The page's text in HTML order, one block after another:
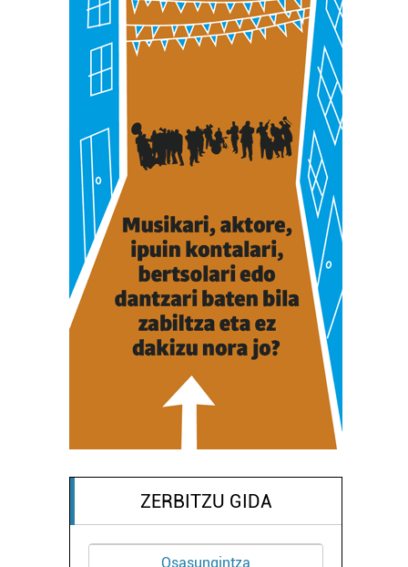
ZERBITZU GIDA
Osasungintza